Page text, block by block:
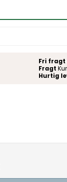
Fri fragt
Fragt
Hurtig